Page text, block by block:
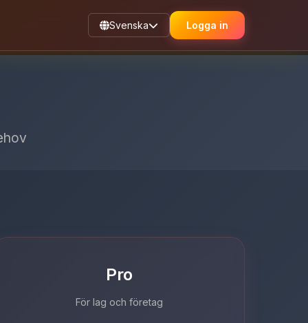
Svenska Logga in
Pro
För lag och företag